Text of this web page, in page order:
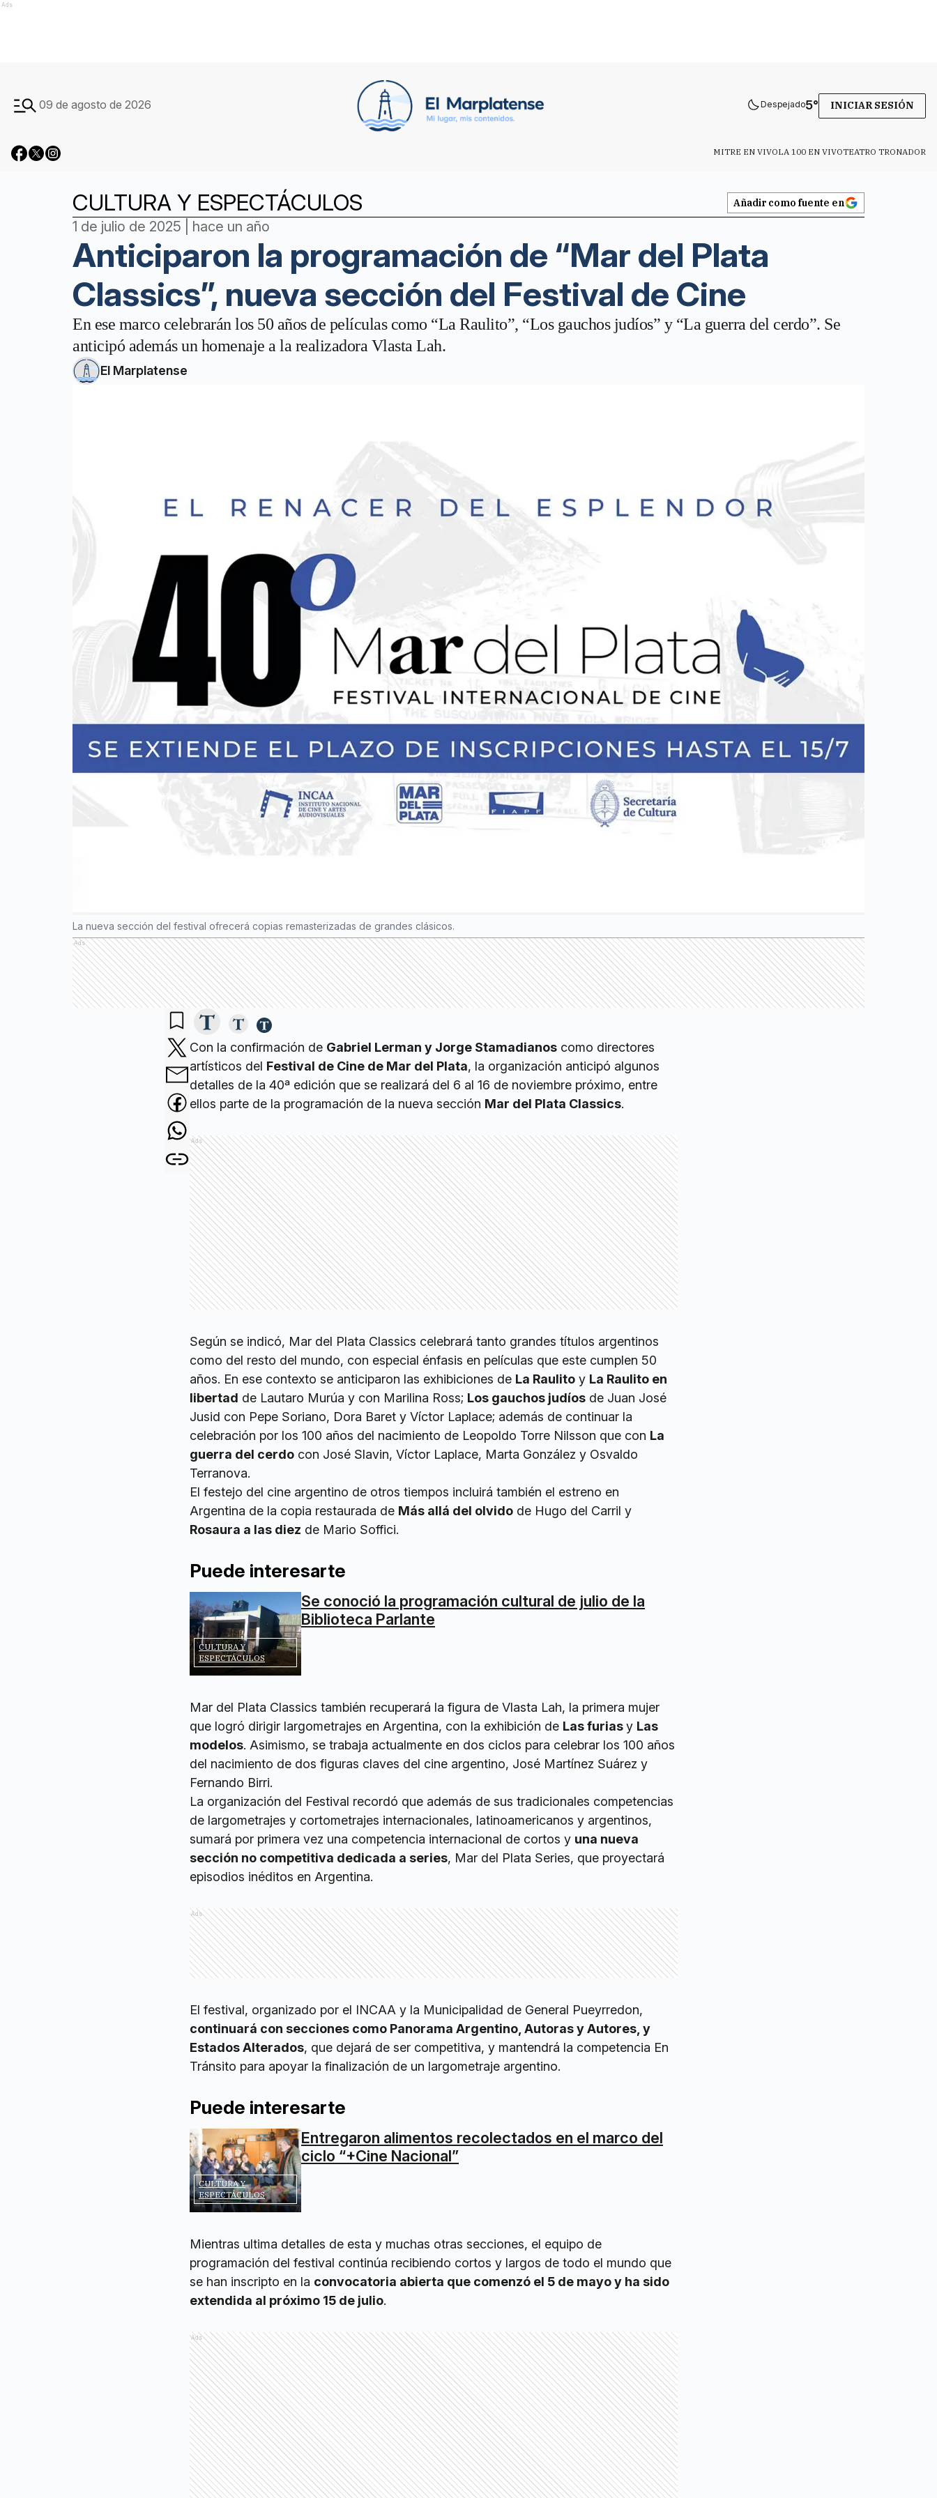
Ads
09 de agosto de 2026 Despejado5° INICIAR SESIÓN
MITRE EN VIVOLA 100 EN VIVOTEATRO TRONADOR
CULTURA Y ESPECTÁCULOS Añadir como fuente en
1 de julio de 2025 | hace un año
Anticiparon la programación de “Mar del Plata
Classics”, nueva sección del Festival de Cine
En ese marco celebrarán los 50 años de películas como “La Raulito”, “Los gauchos judíos” y “La guerra del cerdo”. Se
anticipó además un homenaje a la realizadora Vlasta Lah.
El Marplatense
La nueva sección del festival ofrecerá copias remasterizadas de grandes clásicos.
Ads
Con la confirmación de Gabriel Lerman y Jorge Stamadianos como directores
artísticos del Festival de Cine de Mar del Plata, la organización anticipó algunos
detalles de la 40ª edición que se realizará del 6 al 16 de noviembre próximo, entre
ellos parte de la programación de la nueva sección Mar del Plata Classics.
Ads
Según se indicó, Mar del Plata Classics celebrará tanto grandes títulos argentinos
como del resto del mundo, con especial énfasis en películas que este cumplen 50
años. En ese contexto se anticiparon las exhibiciones de La Raulito y La Raulito en
libertad de Lautaro Murúa y con Marilina Ross; Los gauchos judíos de Juan José
Jusid con Pepe Soriano, Dora Baret y Víctor Laplace; además de continuar la
celebración por los 100 años del nacimiento de Leopoldo Torre Nilsson que con La
guerra del cerdo con José Slavin, Víctor Laplace, Marta González y Osvaldo
Terranova.
El festejo del cine argentino de otros tiempos incluirá también el estreno en
Argentina de la copia restaurada de Más allá del olvido de Hugo del Carril y
Rosaura a las diez de Mario Soffici.
Puede interesarte
CULTURA Y
ESPECTÁCULOS
Se conoció la programación cultural de julio de la
Biblioteca Parlante
Mar del Plata Classics también recuperará la figura de Vlasta Lah, la primera mujer
que logró dirigir largometrajes en Argentina, con la exhibición de Las furiasy Las
modelos. Asimismo, se trabaja actualmente en dos ciclos para celebrar los 100 años
del nacimiento de dos figuras claves del cine argentino, José Martínez Suárez y
Fernando Birri.
La organización del Festival recordó que además de sus tradicionales competencias
de largometrajes y cortometrajes internacionales, latinoamericanos y argentinos,
sumará por primera vez una competencia internacional de cortos y una nueva
sección no competitiva dedicada a series, Mar del Plata Series, que proyectará
episodios inéditos en Argentina.
Ads
El festival, organizado por el INCAA y la Municipalidad de General Pueyrredon,
continuará con secciones como Panorama Argentino, Autoras y Autores, y
Estados Alterados, que dejará de ser competitiva, y mantendrá la competencia En
Tránsito para apoyar la finalización de un largometraje argentino.
Puede interesarte
CULTURA Y
ESPECTÁCULOS
Entregaron alimentos recolectados en el marco del
ciclo “+Cine Nacional”
Mientras ultima detalles de esta y muchas otras secciones, el equipo de
programación del festival continúa recibiendo cortos y largos de todo el mundo que
se han inscripto en la convocatoria abierta que comenzó el 5 de mayo y ha sido
extendida al próximo 15 de julio.
Ads